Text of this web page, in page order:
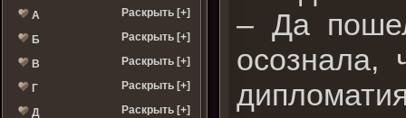
А Раскрыть [+]
Б Раскрыть [+]
В Раскрыть [+]
Г Раскрыть [+]
Д Раскрыть [+]
– Да
осознала,